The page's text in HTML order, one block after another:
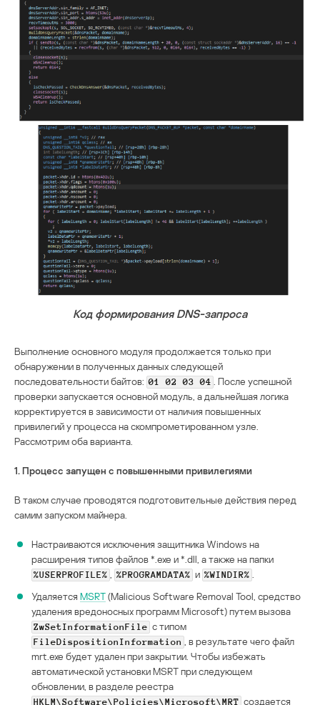
Код формирования DNS-запроса
Выполнение основного модуля продолжается только при
обнаружении в полученных данных следующей
последовательности байтов: 01 02 03 04
. После успешной
проверки запускается основной модуль, а дальнейшая логика
корректируется в зависимости от наличия повышенных
привилегий у процесса на скомпрометированном узле.
Рассмотрим оба варианта.
1. Процесс запущен с повышенными привилегиями
В таком случае проводятся подготовительные действия перед
самим запуском майнера.
Настраиваются исключения защитника Windows на
расширения типов файлов *.exe и *.dll, а также на папки
%USERPROFILE% %PROGRAMDATA% и %WINDIR%
Удаляется MSRT(Malicious Software Removal Tool, средство
удаления вредоносных программ Microsoft) путем вызова
ZwSetInformationFile с типом
FileDispositionInformation
, в результате чего файл
mrt.exe будет удален при закрытии. Чтобы избежать
автоматической установки MSRT при следующем
обновлении, в разделе реестра
HKLM\Software\Policies\Microsoft\MRT создается